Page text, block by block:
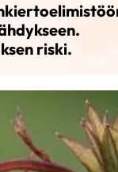
riski.